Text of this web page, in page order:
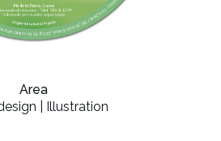
Area
| Illustration